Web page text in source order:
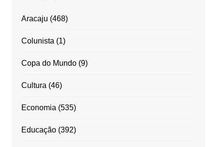
Aracaju (468)
Colunista (1)
Copa do Mundo(9)
Cultura (46)
Economia (535)
Educação(392)